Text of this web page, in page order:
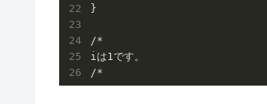
}
/*
iは1です。
/*